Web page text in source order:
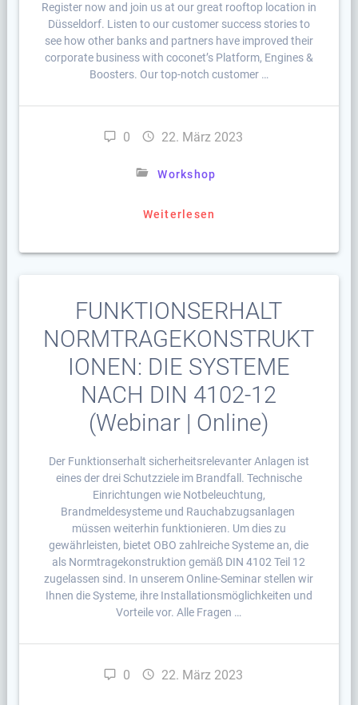
Register now and join us at our great rooftop location in
Düsseldorf. Listen to our customer success stories to
see how other banks and partners have improved their
corporate business with coconet’s Platform, Engines &
Boosters. Our top-notch customer …
0 22. März 2023
Workshop
Weiterlesen
FUNKTIONSERHALT
NORMTRAGEKONSTRUKT
IONEN: DIE SYSTEME
NACH DIN 4102-12
(Webinar | Online)
Der Funktionserhalt sicherheitsrelevanter Anlagen ist
eines der drei Schutzziele im Brandfall. Technische
Einrichtungen wie Notbeleuchtung,
Brandmeldesysteme und Rauchabzugsanlagen
müssen weiterhin funktionieren. Um dies zu
gewährleisten, bietet OBO zahlreiche Systeme an, die
als Normtragekonstruktion gemäß DIN 4102 Teil 12
zugelassen sind. In unserem Online-Seminar stellen wir
Ihnen die Systeme, ihre Installationsmöglichkeiten und
Vorteile vor. Alle Fragen …
0 22. März 2023